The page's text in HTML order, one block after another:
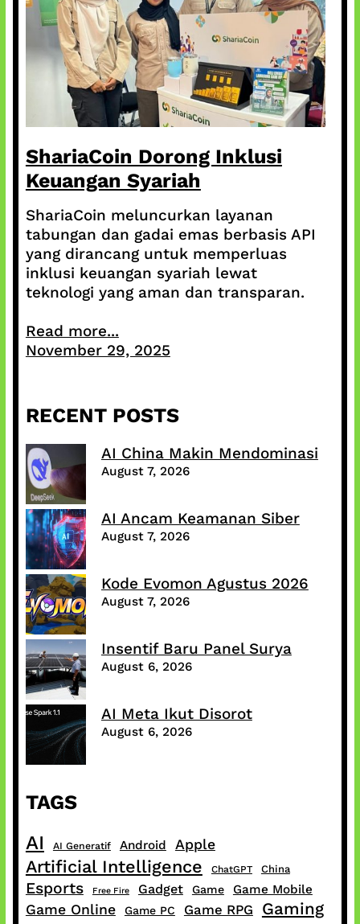
ShariaCoin Dorong Inklusi
Keuangan Syariah
ShariaCoin meluncurkan layanan
tabungan dan gadai emas berbasis API
yang dirancang untuk memperluas
inklusi keuangan syariah lewat
teknologi yang aman dan transparan.
Read more...
November 29, 2025
RECENT POSTS
AI China Makin Mendominasi
August 7, 2026
AI Ancam Keamanan Siber
August 7, 2026
Kode Evomon Agustus 2026
August 7, 2026
Insentif Baru Panel Surya
August 6, 2026
AI Meta Ikut Disorot
August 6, 2026
TAGS
AI AI Generatif Android Apple
Artificial Intelligence ChatGPT China
Esports Free Fire Gadget Game Game Mobile
Game Online Game PC Game RPG Gaming